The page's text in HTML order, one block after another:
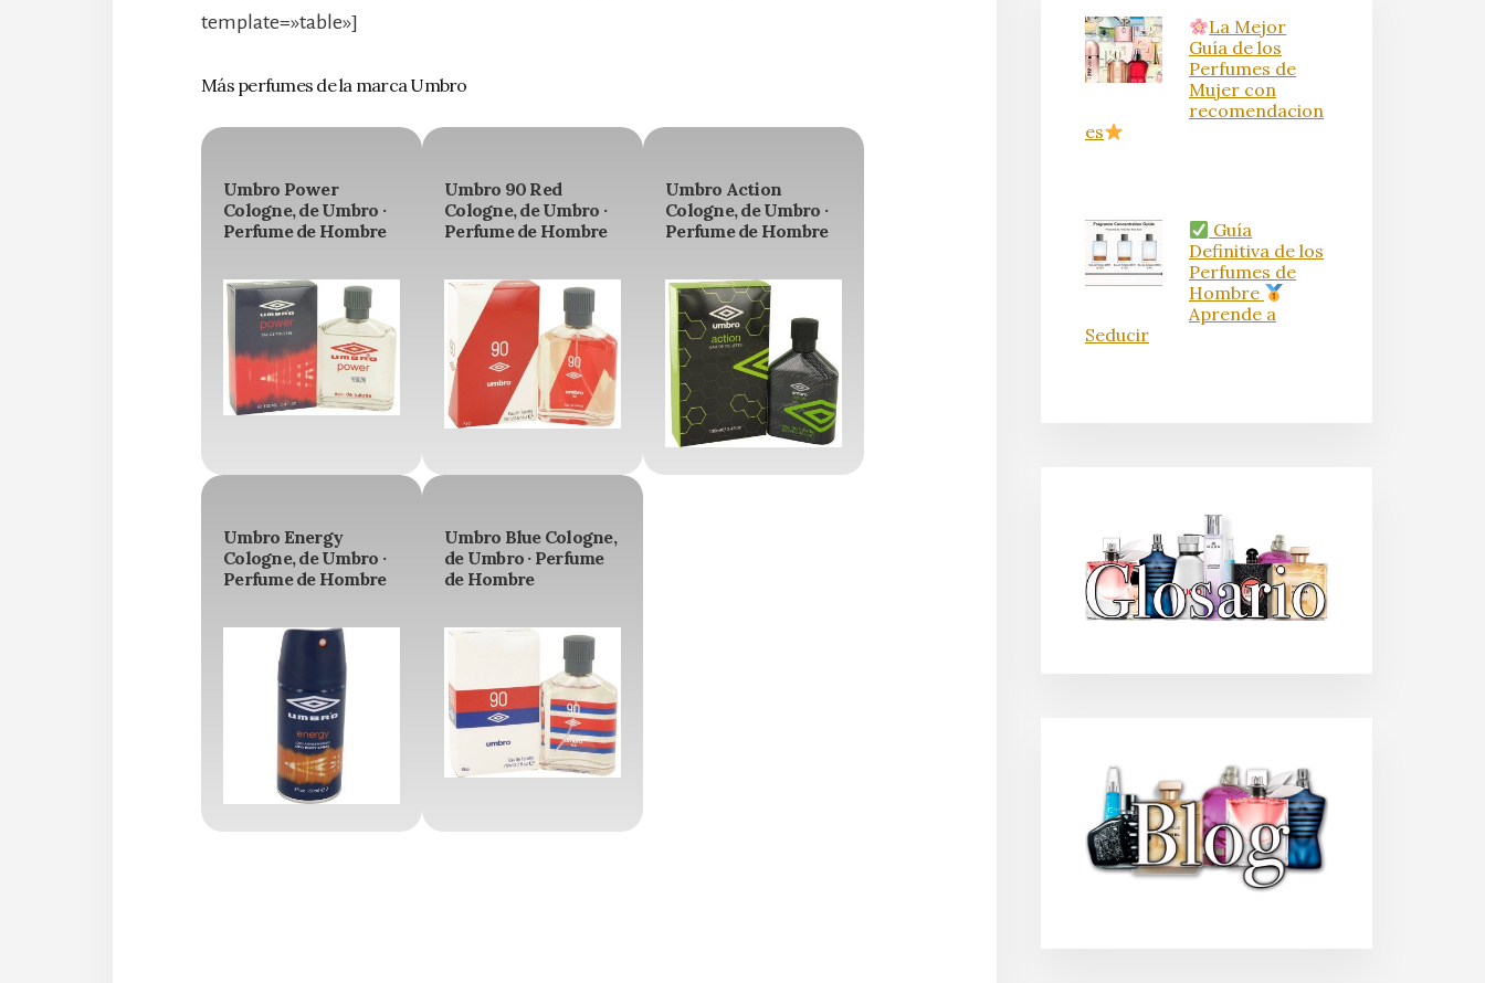
template=»table»]
Más perfumes de la marca Umbro
Umbro Power
Cologne, de Umbro ·
Perfume de Hombre
Umbro 90 Red
Cologne, de Umbro ·
Perfume de Hombre
Umbro Action
Cologne, de Umbro ·
Perfume de Hombre
Umbro Energy
Cologne, de Umbro ·
Perfume de Hombre
Umbro Blue Cologne,
de Umbro · Perfume
de Hombre
La Mejor
Guía de los
Perfumes de
Mujer con
recomendacion
es
Guía
Definitiva de los
Perfumes de
Hombre
Aprende a
Seducir